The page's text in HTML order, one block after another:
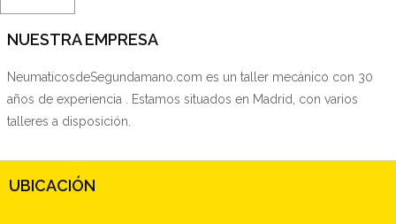
NUESTRA EMPRESA
NeumaticosdeSegundamano.com es un taller mecánico con 30
años de experiencia . Estamos situados en Madrid, con varios
talleres a disposición.
UBICACIÓN